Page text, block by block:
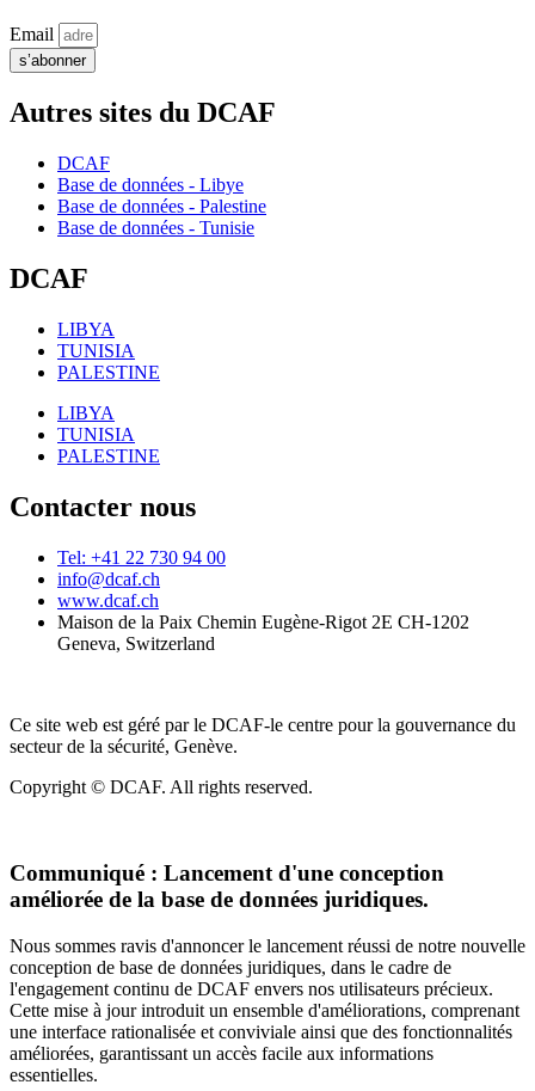
Email
s’abonner
Autres sites du DCAF
DCAF
Base de données - Libye
Base de données - Palestine
Base de données - Tunisie
DCAF
LIBYA
TUNISIA
PALESTINE
LIBYA
TUNISIA
PALESTINE
Contacter nous
Tel: +41 22 730 94 00
info@dcaf.ch
www.dcaf.ch
Maison de la Paix Chemin Eugène-Rigot 2E CH-1202
Geneva, Switzerland
Ce site web est géré par le DCAF-le centre pour la gouvernance du
secteur de la sécurité, Genève.
Copyright © DCAF. All rights reserved.
Communiqué : Lancement d'une conception
améliorée de la base de données juridiques.
Nous sommes ravis d'annoncer le lancement réussi de notre nouvelle
conception de base de données juridiques, dans le cadre de
l'engagement continu de DCAF envers nos utilisateurs précieux.
Cette mise à jour introduit un ensemble d'améliorations, comprenant
une interface rationalisée et conviviale ainsi que des fonctionnalités
améliorées, garantissant un accès facile aux informations
essentielles.